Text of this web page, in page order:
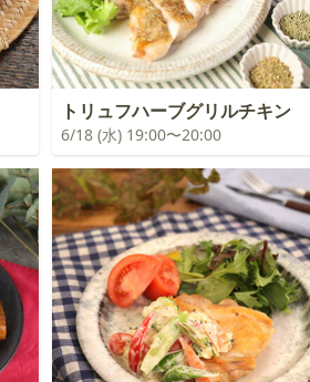
トリュフハーブグリルチキン
6/18 (水) 19:00〜20:00